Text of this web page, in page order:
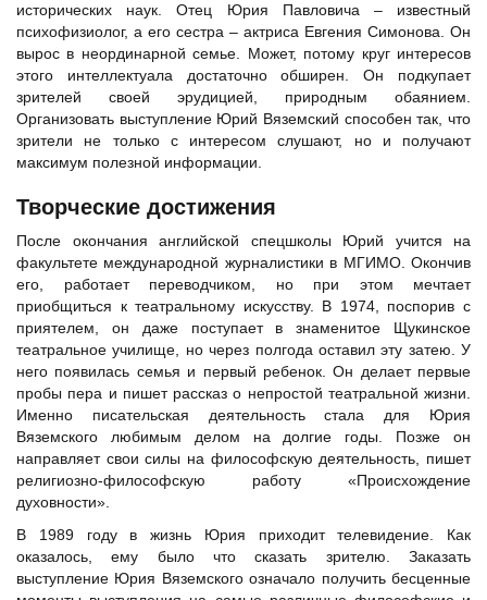
исторических наук. Отец Юрия Павловича – известный
психофизиолог, а его сестра – актриса Евгения Симонова. Он
вырос в неординарной семье. Может, потому круг интересов
этого интеллектуала достаточно обширен. Он подкупает
зрителей своей эрудицией, природным обаянием.
Организовать выступление Юрий Вяземский способен так, что
зрители не только с интересом слушают, но и получают
максимум полезной информации.
Творческие достижения
После окончания английской спецшколы Юрий учится на
факультете международной журналистики в МГИМО. Окончив
его, работает переводчиком, но при этом мечтает
приобщиться к театральному искусству. В 1974, поспорив с
приятелем, он даже поступает в знаменитое Щукинское
театральное училище, но через полгода оставил эту затею. У
него появилась семья и первый ребенок. Он делает первые
пробы пера и пишет рассказ о непростой театральной жизни.
Именно писательская деятельность стала для Юрия
Вяземского любимым делом на долгие годы. Позже он
направляет свои силы на философскую деятельность, пишет
религиозно-философскую работу «Происхождение
духовности».
В 1989 году в жизнь Юрия приходит телевидение. Как
оказалось, ему было что сказать зрителю. Заказать
выступление Юрия Вяземского означало получить бесценные